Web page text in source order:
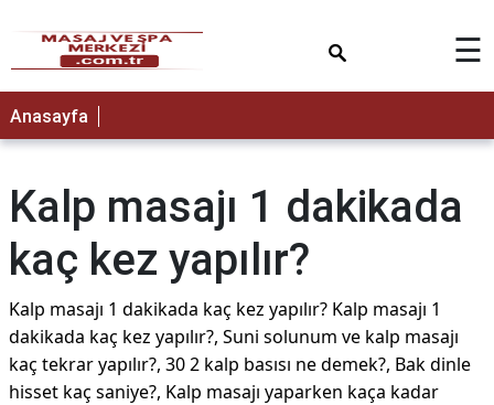
☰
Anasayfa
Kalp masajı 1 dakikada
kaç kez yapılır?
Kalp masajı 1 dakikada kaç kez yapılır? Kalp masajı 1
dakikada kaç kez yapılır?, Suni solunum ve kalp masajı
kaç tekrar yapılır?, 30 2 kalp basısı ne demek?, Bak dinle
hisset kaç saniye?, Kalp masajı yaparken kaça kadar